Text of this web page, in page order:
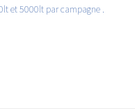
et 5000lt par campagne .